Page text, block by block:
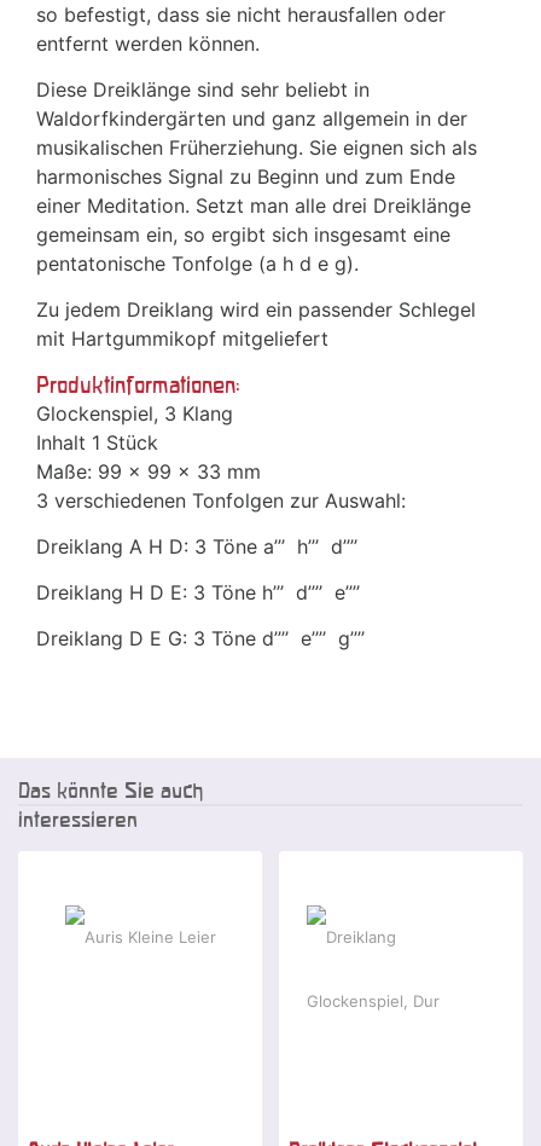
so befestigt, dass sie nicht herausfallen oder
entfernt werden können.
Diese Dreiklänge sind sehr beliebt in
Waldorfkindergärten und ganz allgemein in der
musikalischen Früherziehung. Sie eignen sich als
harmonisches Signal zu Beginn und zum Ende
einer Meditation. Setzt man alle drei Dreiklänge
gemeinsam ein, so ergibt sich insgesamt eine
pentatonische Tonfolge (a h d e g).
Zu jedem Dreiklang wird ein passender Schlegel
mit Hartgummikopf mitgeliefert
Produktinformationen:
Glockenspiel, 3 Klang
Inhalt 1 Stück
Maße: 99 x 99 x 33 mm
3 verschiedenen Tonfolgen zur Auswahl:
Dreiklang A H D: 3 Töne a’’’ h’’’ d’’’’
Dreiklang H D E: 3 Töne h’’’ d’’’’ e’’’’
Dreiklang D E G: 3 Töne d’’’’ e’’’’ g’’’’
Das könnte Sie auch
interessieren